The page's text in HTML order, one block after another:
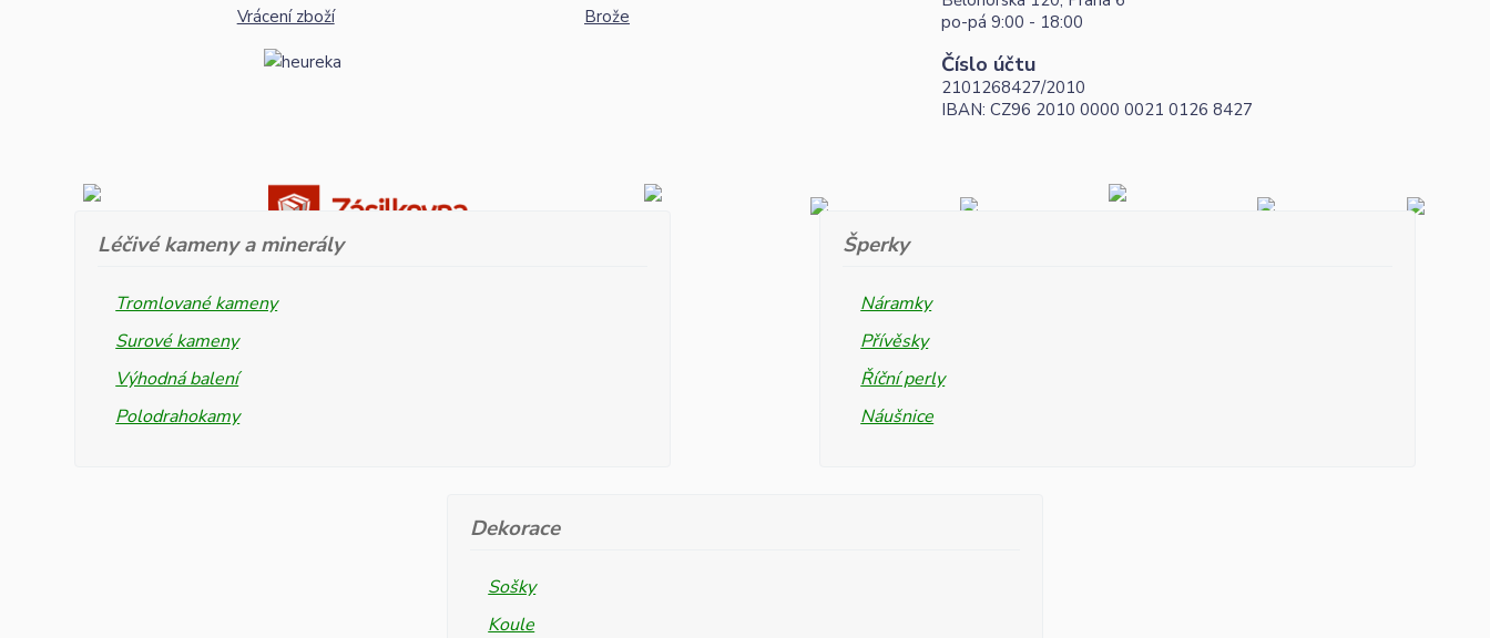
Vrácení zboží
Brože
po-pá 9:00 - 18:00
Číslo účtu
2101268427/2010
IBAN: CZ96 2010 0000 0021 0126 8427
Léčivé kameny a minerály
Tromlované kameny
Surové kameny
Výhodná balení
Polodrahokamy
Šperky
Náramky
Přívěsky
Říční perly
Náušnice
Dekorace
Sošky
Koule